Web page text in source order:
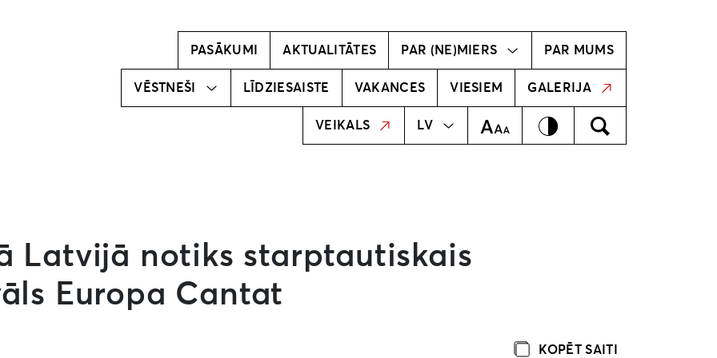
PASĀKUMI AKTUALITĀTES PAR (NE)MIERS
Radošā komanda PAR MUMS
VĒSTNEŠI
vēstnesi!
Mūsu
vēstneši
LĪDZIESAISTE VAKANCES VIESIEM GALERIJA
VEIKALS LV
EN Teksta izmērsKontrastsMeklēt
MEKLĒT
Latvijā notiks starptautiskais
Europa Cantat
KOPĒT SAITI